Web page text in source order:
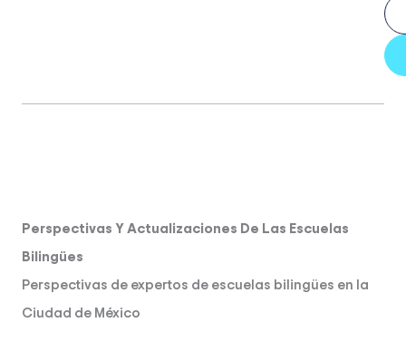
Perspectivas Y Actualizaciones De Las Escuelas
Bilingües
Perspectivas de expertos de escuelas bilingües en la
Ciudad de México